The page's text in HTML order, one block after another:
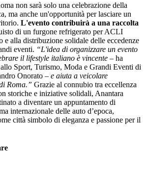
non sarà solo una celebrazione della
ma anche un'opportunità per lasciare un
L'evento contribuirà a una raccolta
di un furgone refrigerato per ACLI
e alla distribuzione solidale delle eccedenze
eventi. “L'idea di organizzare un evento
il lifestyle italiano è vincente – ha
Sport, Turismo, Moda e Grandi Eventi di
Onorato – e aiuta a veicolare
Roma.” Grazie al connubio tra eccellenza
storiche e iniziative solidali, Anantara
a diventare un appuntamento di
internazionale delle auto d’epoca,
città simbolo di eleganza e passione per il